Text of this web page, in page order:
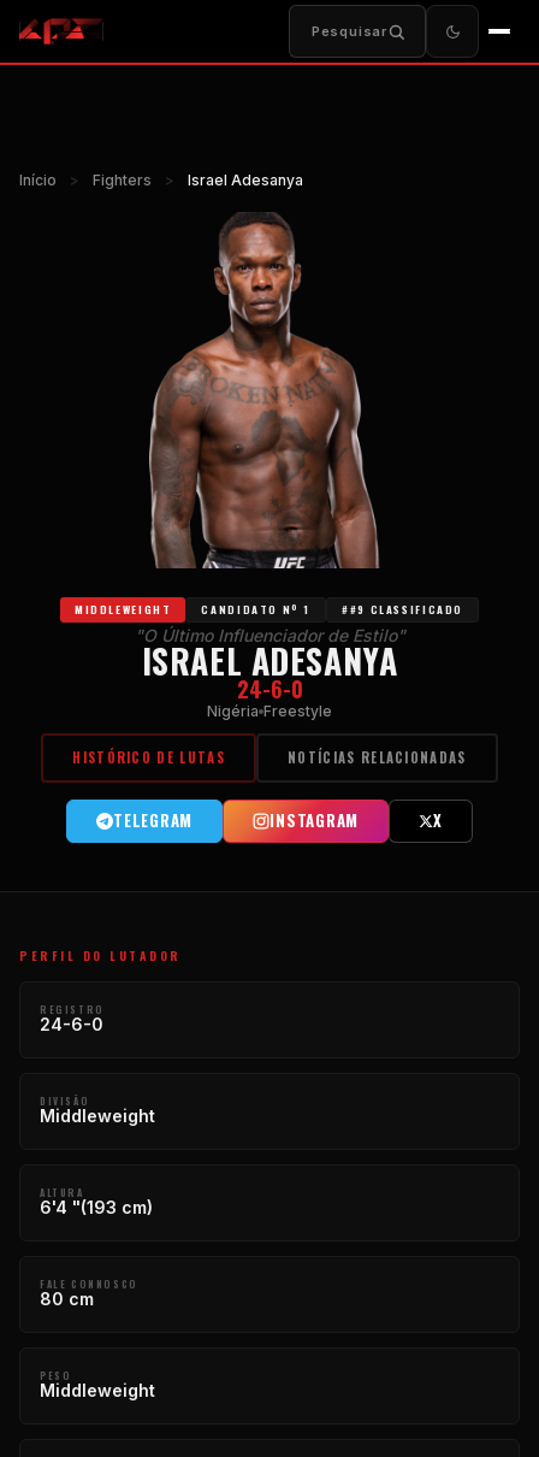
Pesquisar
Início > Fighters > Israel Adesanya
MIDDLEWEIGHT CANDIDATO Nº 1 ##9 CLASSIFICADO
"O Último Influenciador de Estilo"
ISRAEL ADESANYA
24-6-0
Nigéria Freestyle
HISTÓRICO DE LUTAS NOTÍCIAS RELACIONADAS
TELEGRAM INSTAGRAM X
PERFIL DO LUTADOR
REGISTRO
24-6-0
DIVISÃO
Middleweight
ALTURA
6'4 "(193 cm)
FALE CONNOSCO
80 cm
PESO
Middleweight